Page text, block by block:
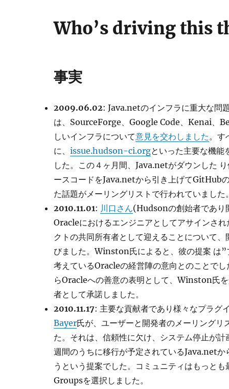
Who’s driving this
事実
2009.06.02: Java.netのインフラに重大な問
は、SourceForge、Google Code、Kenai、
しいインフラについて意見を交わしました。す
に、 issue.hudson-ci.orgといった主要な機能
した。この４ヶ月間、Java.netがダウンした
ースコードをJava.netから引き上げてGitHub
た話題がメーリングリストで行われていました。
2010.11.01: 川口さん(Hudsonの創始者であり
Oracleにおけるエンジニアとしてアサインされ
クトの共同所有者として迎えることについて
びました。Winston氏によると、彼の提案 は”
考えているOracleの経営陣の意向とのことで
らOracleへの善意の表明として、Winston氏
者として承諾しました。
2010.11.17: 主要な貢献者であり様々なプラグ
Bayer氏が、ユーザーと開発者のメーリングリ
た。それは、信頼性に欠け、システム停止が
週間のうちに移行が予定されているJava.netか
うという提案でした。コミュニティはもっと
Groupsを選択しました。